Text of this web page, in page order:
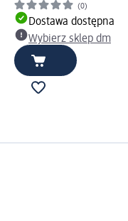
(0)
Dostawa dostępna
Wybierz sklep dm